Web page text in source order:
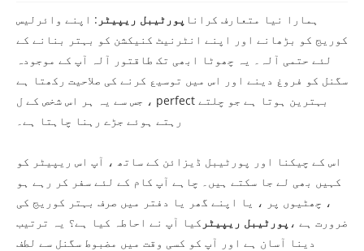
ہمارا نیا متعارف کرانا پورٹیبل ریپیٹر : اپنے وائرلیس
کوریج کو بڑھانے اور اپنے انٹرنیٹ کنیکشن کو بہتر بنانے کے
لئے حتمی آلہ۔ یہ چھوٹا ابھی تک طاقتور آلہ آپ کے موجودہ
سگنل کو فروغ دینے اور اس میں توسیع کرنے کی صلاحیت رکھتا ہے
، جس سے یہ ہر اس شخص کے ل perfect بہترین ہوتا ہے جو چلتے
رہتے ہوئے جڑے رہنا چاہتا ہے۔
اس کے چیکنا اور پورٹیبل ڈیزائن کے ساتھ ، آپ اس ریپیٹر کو
کہیں بھی لے جا سکتے ہیں۔ چاہے آپ کام کے لئے سفر کر رہے ہو
، چھٹیوں پر ، یا اپنے گھر یا دفتر میں صرف بہتر کوریج کی
ضرورت ہے ، پورٹیبل ریپیٹر کیا آپ نے احاطہ کیا ہے؟ یہ ترتیب
دینا آسان ہے اور آپ کو کسی وقت میں مضبوط سگنل سے لطف